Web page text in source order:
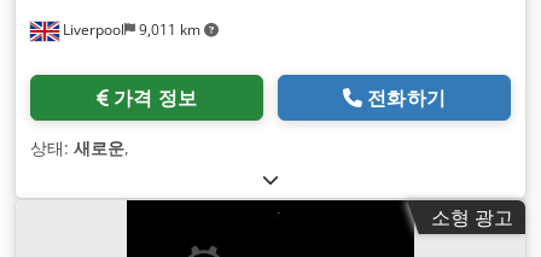
Liverpool 9,011 km
가격 정보 전화하기
상태: 새로운,
소형 광고